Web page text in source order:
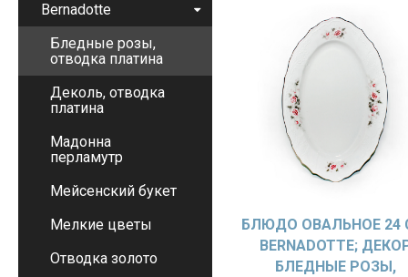
БЛЮДО ОВАЛЬНОЕ 24
BERNADOTTE;
БЛЕДНЫЕ РОЗЫ,
Bernadotte
Бледные розы,
отводка платина
Деколь, отводка
платина
Мадонна
перламутр
Мейсенский букет
Мелкие цветы
Отводка золото